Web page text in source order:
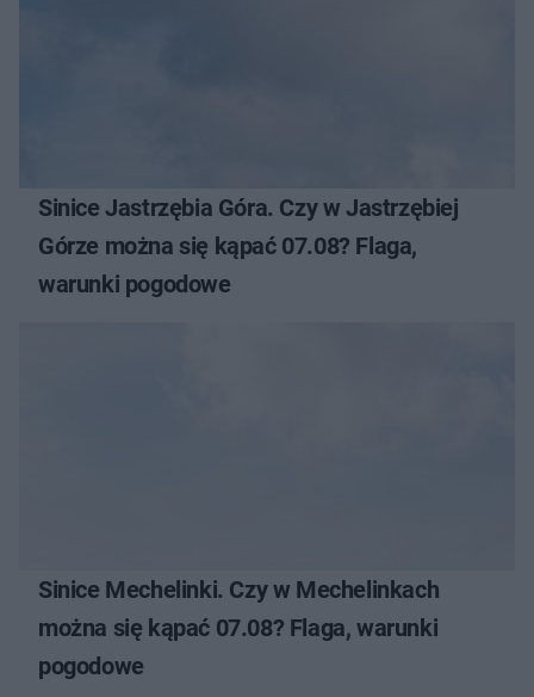
Sinice Jastrzębia Góra. Czy w Jastrzębiej
Górze można się kąpać 07.08? Flaga,
warunki pogodowe
Sinice Mechelinki. Czy w Mechelinkach
można się kąpać 07.08? Flaga, warunki
pogodowe